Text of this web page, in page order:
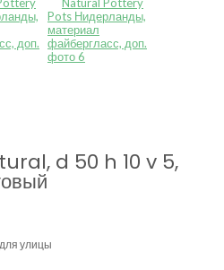
d 50 h 10 v 5,
улицы